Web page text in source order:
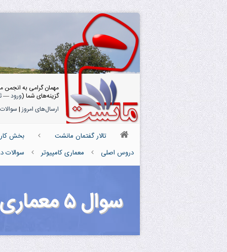
مهمان گرامی به انجمن
گزینه‌های شما (ورود—
ارسال‌های امروز|
تالار گفتمان مانشت
بخش
دروس اصلی
معماری کامپیوتر سوالات
سوال ۵ معماری کامپیوتر ۹۵